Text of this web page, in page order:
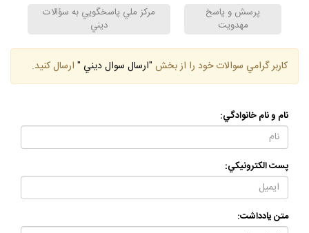
پرسش و پاسخ
مهدويت
مركز ملي پاسخگويي به سؤالات
ديني
كاربر گرامي سوالات خود را از بخش "ارسال سوال ديني " ارسال كنيد.
نام و نام خانوادگي:
پست الكترونيكي:
متن يادداشت: